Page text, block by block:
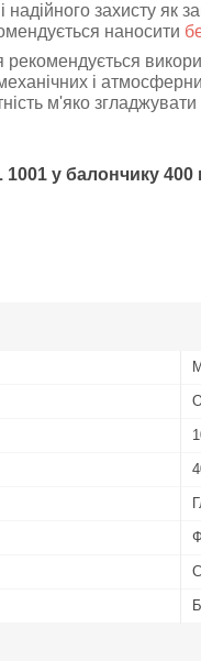
захисту як
наносити
механічних і
м'яко згладжувати
у балончику 400